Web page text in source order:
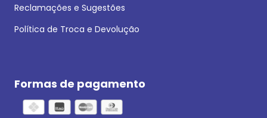
Reclamações e Sugestões
Política de Troca e Devolução
Formas de pagamento